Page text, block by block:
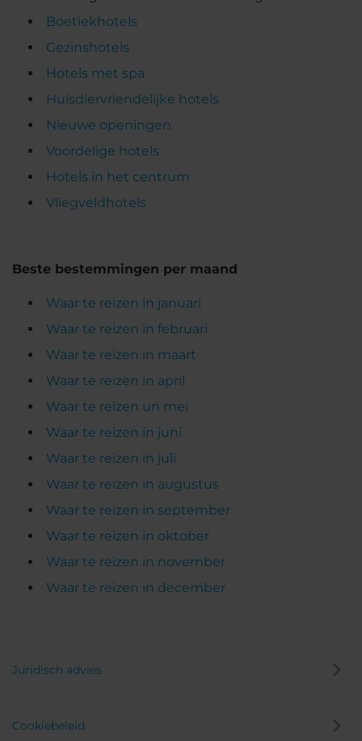
Boetiekhotels
Gezinshotels
Hotels met spa
Huisdiervriendelijke hotels
Nieuwe openingen
Voordelige hotels
Hotels in het centrum
Vliegveldhotels
Beste bestemmingen per maand
Waar te reizen in januari
Waar te reizen in februari
Waar te reizen in maart
Waar te reizen in april
Waar te reizen un mei
Waar te reizen in juni
Waar te reizen in juli
Waar te reizen in augustus
Waar te reizen in september
Waar te reizen in oktober
Waar te reizen in november
Waar te reizen in december
Juridisch advies
Cookiebeleid